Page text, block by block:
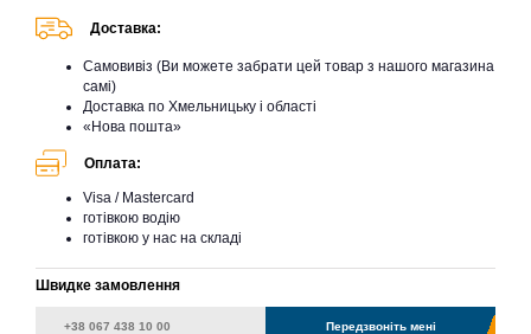
Доставка:
Самовивіз (Ви можете забрати цей товар з нашого магазина
самі)
Доставка по Хмельницьку і області
«Нова пошта»
Оплата:
Visa / Mastercard
готівкою водію
готівкою у нас на складі
Швидке замовлення
Передзвоніть мені